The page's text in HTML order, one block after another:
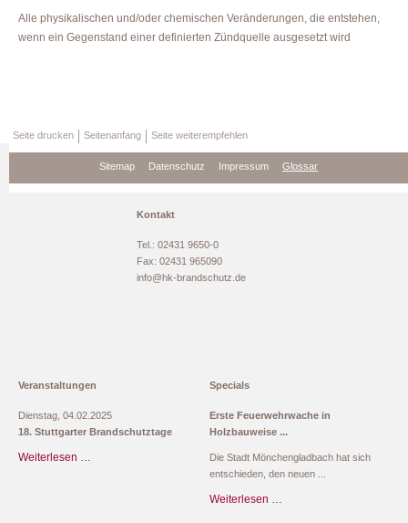
Alle physikalischen und/oder chemischen Veränderungen, die entstehen,
wenn ein Gegenstand einer definierten Zündquelle ausgesetzt wird
Seite drucken Seitenanfang Seite weiterempfehlen
Sitemap Datenschutz Impressum Glossar
Kontakt
Tel.: 02431 9650-0
Fax: 02431 965090
info@hk-brandschutz.de
Veranstaltungen
Dienstag, 04.02.2025
18. Stuttgarter Brandschutztage
Weiterlesen …
Specials
Erste Feuerwehrwache in
Holzbauweise
Die Stadt Mönchengladbach hat sich
entschieden, den neuen
Weiterlesen …